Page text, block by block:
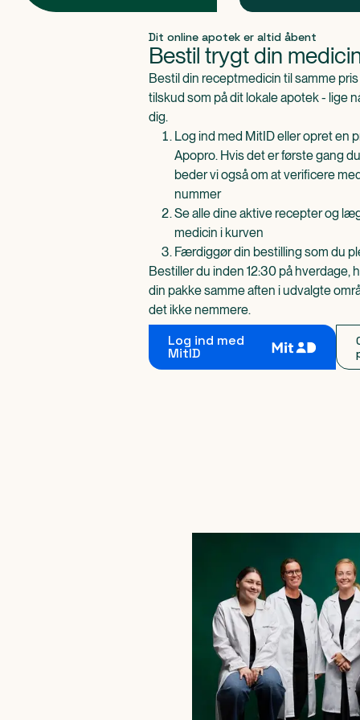
Dit online apotek er altid åbent
Bestil trygt din
Bestil din receptmedicin til samme
tilskud som på dit lokale apotek - lige
dig.
Log ind med MitID eller opret en
Apopro. Hvis det er første gang
beder vi også om at verificere
nummer
Se alle dine aktive recepter og
medicin i kurven
Færdiggør din bestilling som du
Bestiller du inden 12:30 på hverdage,
din pakke samme aften i udvalgte
det ikke nemmere.
Log ind med
MitID